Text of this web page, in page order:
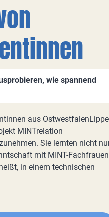
wie spannend
aus OstwestfalenLippe
MINTrelation
Sie lernten nicht
mit MINT-Fachfrauen
in einem technischen